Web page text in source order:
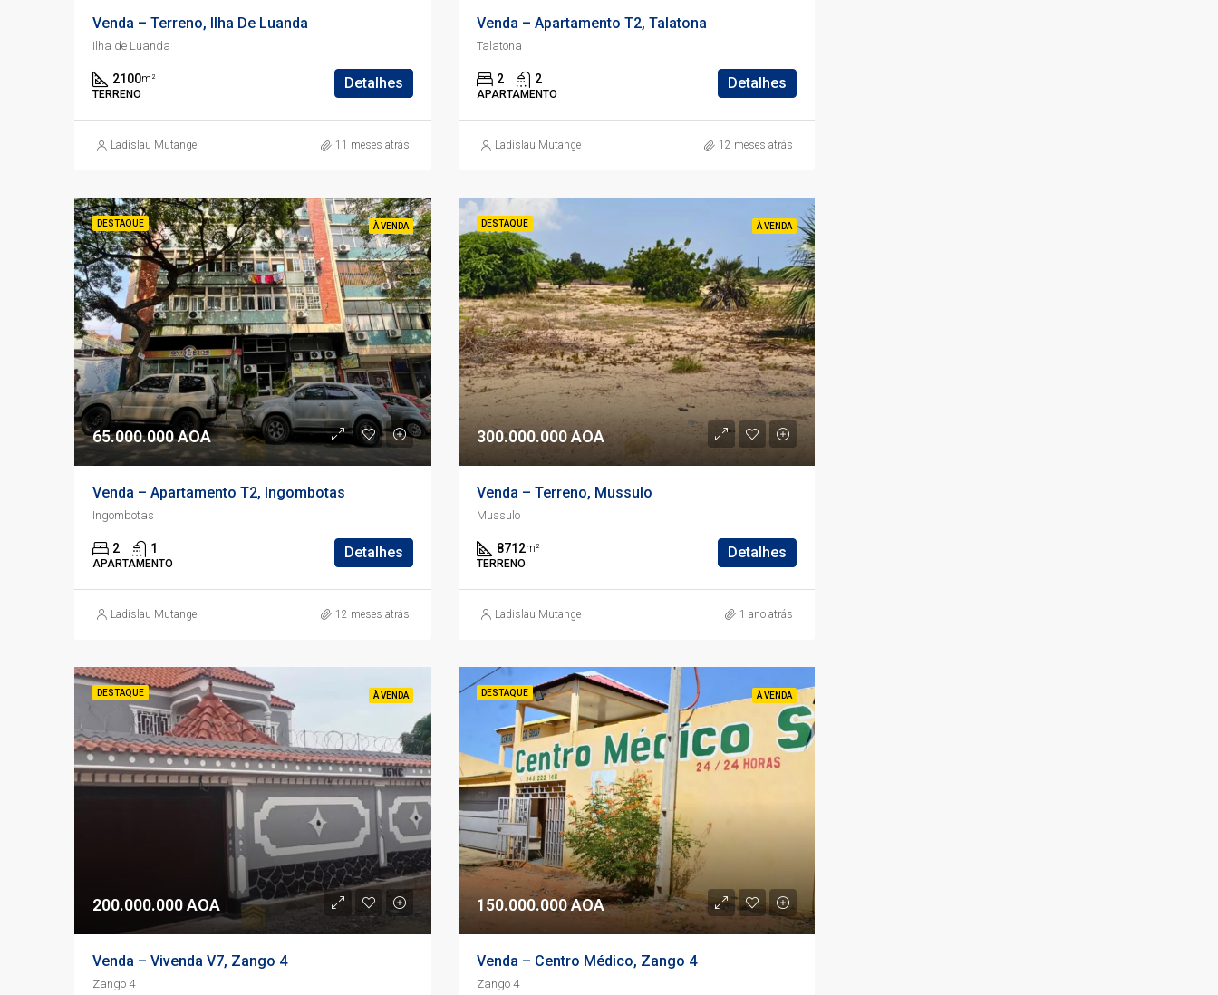
Venda – Terreno, Ilha De Luanda
Ilha de Luanda
2100m²
TERRENO
Detalhes
Ladislau Mutange 11 meses atrás
Venda – Apartamento T2, Talatona
Talatona
2 2
APARTAMENTO
Detalhes
Ladislau Mutange 12 meses atrás
DESTAQUE À VENDA
65.000.000 AOA
Venda – Apartamento T2, Ingombotas
Ingombotas
2 1
APARTAMENTO
Detalhes
Ladislau Mutange 12 meses atrás
DESTAQUE À VENDA
300.000.000 AOA
Venda – Terreno, Mussulo
Mussulo
8712m²
TERRENO
Detalhes
Ladislau Mutange 1 ano atrás
DESTAQUE À VENDA
200.000.000 AOA
Venda – Vivenda V7, Zango 4
Zango 4
DESTAQUE À VENDA
150.000.000 AOA
Venda – Centro Médico, Zango 4
Zango 4